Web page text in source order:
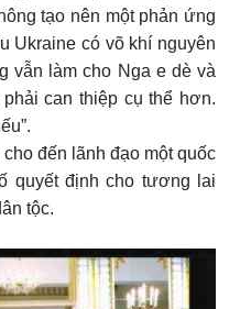
tạo nên một phản ứng
Ukraine có võ khí nguyên
vẫn làm cho Nga e dè và
can thiệp cụ thể hơn.
đến lãnh đạo một quốc
quyết định cho tương lai
tộc.